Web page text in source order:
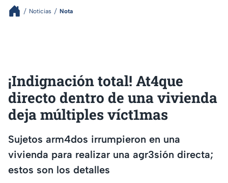
Noticias Nota
¡Indignación total! At4que
directo dentro de una vivienda
deja múltiples víct1mas
Sujetos arm4dos irrumpieron en una
vivienda para realizar una agr3sión directa;
estos son los detalles